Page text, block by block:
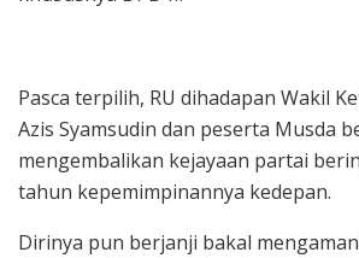
Pasca terpilih, RU dihadapan Wakil
Azis Syamsudin dan peserta Musda
mengembalikan kejayaan partai
tahun kepemimpinannya kedepan.
Dirinya pun berjanji bakal